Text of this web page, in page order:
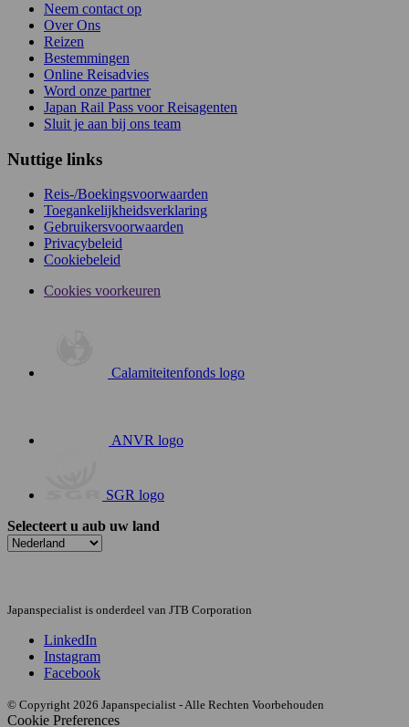
Neem contact op
Over Ons
Reizen
Bestemmingen
Online Reisadvies
Word onze partner
Japan Rail Pass voor Reisagenten
Sluit je aan bij ons team
Nuttige links
Reis-/Boekingsvoorwaarden
Toegankelijkheidsverklaring
Gebruikersvoorwaarden
Privacybeleid
Cookiebeleid
Cookies voorkeuren
Calamiteitenfonds logo
ANVR logo
SGR logo
Selecteert u aub uw land
Japanspecialist is onderdeel van JTB Corporation
LinkedIn
Instagram
Facebook
© Copyright 2026 Japanspecialist - Alle Rechten Voorbehouden
Cookie Preferences